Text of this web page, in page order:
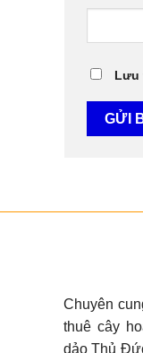
Lưu
Chuyên
thuê cây
dảo Thủ